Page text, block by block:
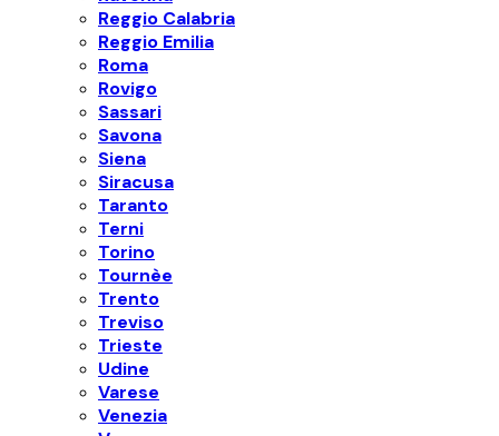
Reggio Calabria
Reggio Emilia
Roma
Rovigo
Sassari
Savona
Siena
Siracusa
Taranto
Terni
Torino
Tournèe
Trento
Treviso
Trieste
Udine
Varese
Venezia